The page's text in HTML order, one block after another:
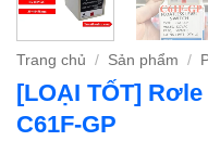
Trang chủ / Sản phẩm /
[LOẠI TỐT]
C61F-GP